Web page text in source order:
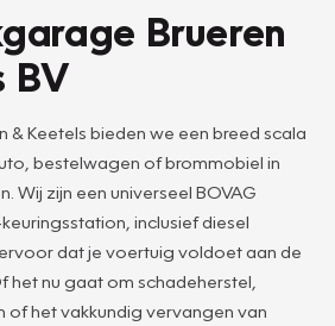
Brueren
BV
& Keetels bieden we een breed scala
bestelwagen of brommobiel in
Wij zijn een universeel BOVAG
inclusief diesel
dat je voertuig voldoet aan de
het nu gaat om schadeherstel,
of het vakkundig vervangen van